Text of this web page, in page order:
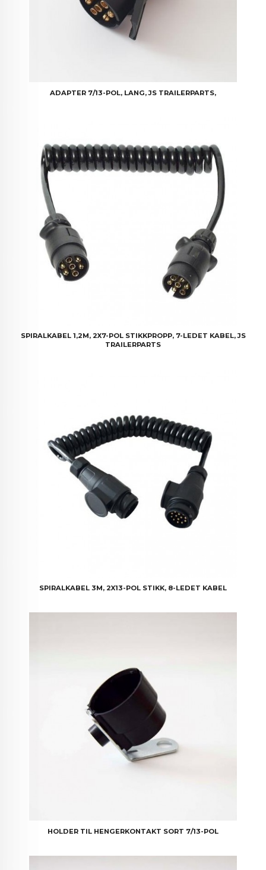
ADAPTER 7/13-POL, LANG, JS TRAILERPARTS,
SPIRALKABEL 1,2M, 2X7-POL STIKKPROPP, 7-LEDET KABEL, JS
TRAILERPARTS
SPIRALKABEL 3M, 2X13-POL STIKK, 8-LEDET KABEL
HOLDER TIL HENGERKONTAKT SORT 7/13-POL